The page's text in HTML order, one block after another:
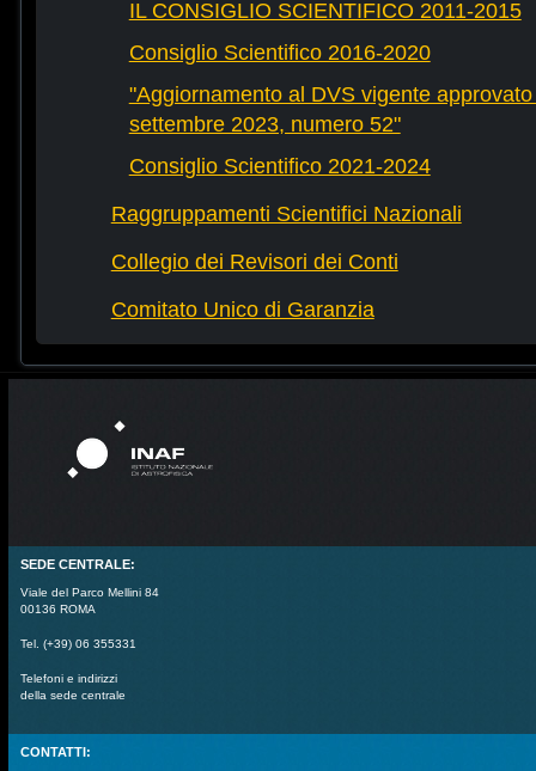
IL CONSIGLIO SCIENTIFICO 2011-2015
Consiglio Scientifico 2016-2020
"Aggiornamento al DVS vigente
settembre 2023, numero 52"
Consiglio Scientifico 2021-2024
Raggruppamenti Scientifici Nazionali
Collegio dei Revisori dei Conti
Comitato Unico di Garanzia
SEDE CENTRALE:
Viale del Parco Mellini 84
00136 ROMA
Tel. (+39) 06 355331
Telefoni e indirizzi
della sede centrale
CONTATTI: